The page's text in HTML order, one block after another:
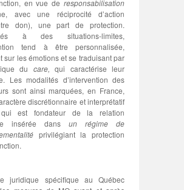
en vue de responsabilisation
avec une réciprocité d’action
don), une part de protection.
à des situations-limites,
tend à être personnalisée,
sur les émotions et se traduisant par
du care, qui caractérise leur
Les modalités d’intervention des
sont ainsi marquées, en France,
discrétionnaire et interprétatif
est fondateur de la relation
insérée dans un régime de
privilégiant la protection
juridique spécifique au Québec